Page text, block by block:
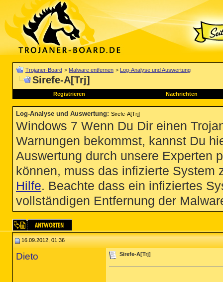
Trojaner-Board > Malware entfernen > Log-Analyse und Auswertung
Sirefe-A[Trj]
Registrieren Nachrichten
Log-Analyse und Auswertung: Sirefe-A[Trj]
Windows 7 Wenn Du Dir einen
Warnungen bekommst, kannst Du
Auswertung durch unsere Experten
können, muss das infizierte System
Hilfe. Beachte dass ein infiziertes
vollständigen Entfernung der
16.09.2012, 01:36
Dieto Sirefe-A[Trj]